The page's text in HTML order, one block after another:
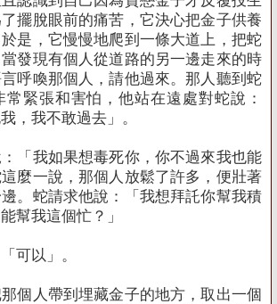
擺脫眼前的痛苦，它決心把金子供養
是，它慢慢地爬到一條大道上，把蛇
發現有個人從道路的另一邊走來的時
呼喚那個人，請他過來。那人聽到蛇
緊張和害怕，他站在遠處對蛇說：
，我不敢過去」。
我如果想毒死你，你不過來我也能
麼一說，那個人放鬆了許多，便壯著
。蛇請求他說：「我想拜託你幫我積
幫我這個忙？」
以」。
人帶到埋藏金子的地方，取出一個